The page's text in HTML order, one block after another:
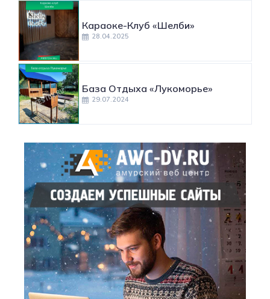
Караоке-Клуб «Шелби»
28.04.2025
База Отдыха «Лукоморье»
29.07.2024